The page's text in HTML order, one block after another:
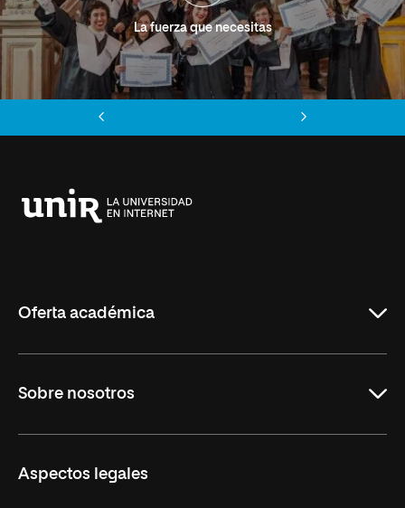
La fuerza que necesitas
Oferta académica
Másteres Oficiales
Doctorados
Sobre nosotros
Facultades
Aspectos legales